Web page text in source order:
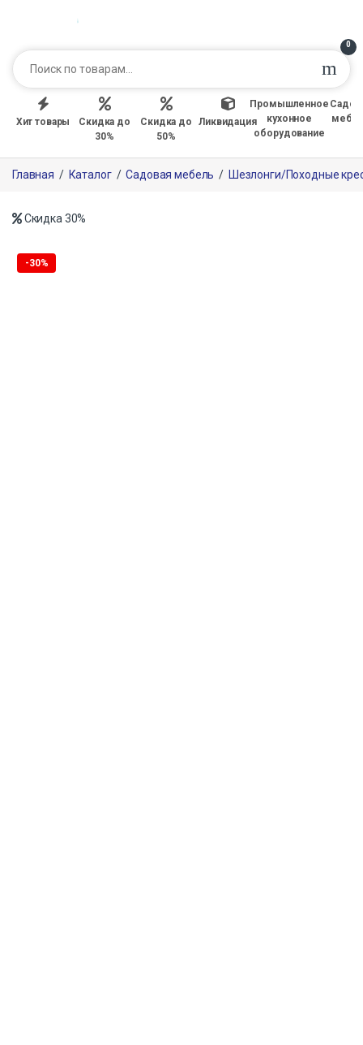
0
Хит товары
Скидка до
30%
Скидка до
50%
Ликвидация
Промышленное
кухонное
оборудование
Главная / Каталог / Садовая мебель / Шезлонги/Походные
Скидка 30%
-30%